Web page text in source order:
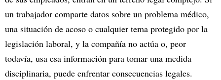
un trabajador comparte datos sobre un problema médico,
una situación de acoso o cualquier tema protegido por la
legislación laboral, y la compañía no actúa o, peor
todavía, usa esa información para tomar una medida
disciplinaria, puede enfrentar consecuencias legales.